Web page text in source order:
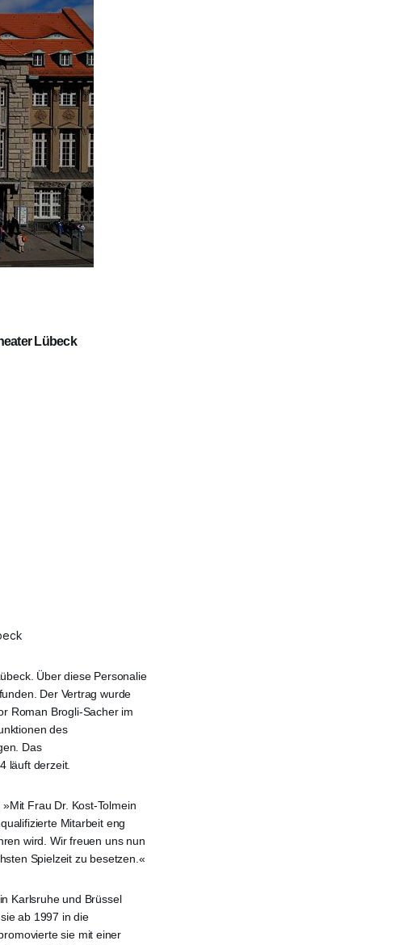
Lübeck
Über diese Personalie
Der Vertrag wurde
Roman Brogli-Sacher im
des
Das
läuft derzeit.
Frau Dr. Kost-Tolmein
Mitarbeit eng
wird. Wir freuen uns nun
Spielzeit zu besetzen.«
Karlsruhe und Brüssel
ab 1997 in die
sie mit einer